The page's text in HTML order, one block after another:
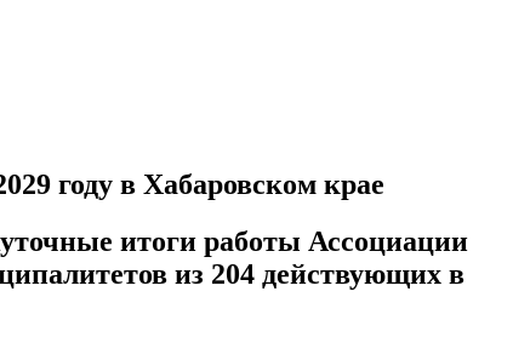
году в Хабаровском крае
итоги работы Ассоциации
из 204 действующих в